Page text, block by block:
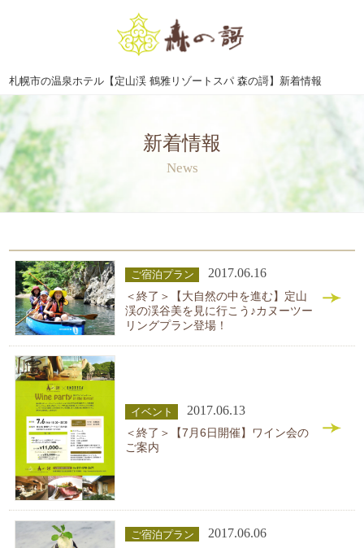
札幌市の温泉ホテル【定山渓 鶴雅リゾートスパ 森の謌】新着情報
新着情報
News
ご宿泊プラン 2017.06.16
＜終了＞【大自然の中を進む】定山
渓の渓谷美を見に行こう♪カヌーツー
リングプラン登場！
イベント 2017.06.13
＜終了＞【7月6日開催】ワイン会の
ご案内
ご宿泊プラン 2017.06.06